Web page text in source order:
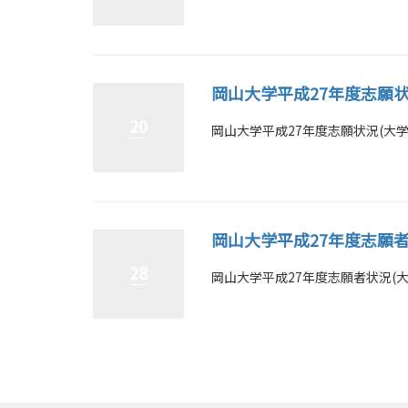
岡山大学平成27年度志願
岡山大学平成27年度志願状況(大
岡山大学平成27年度志願
岡山大学平成27年度志願者状況(